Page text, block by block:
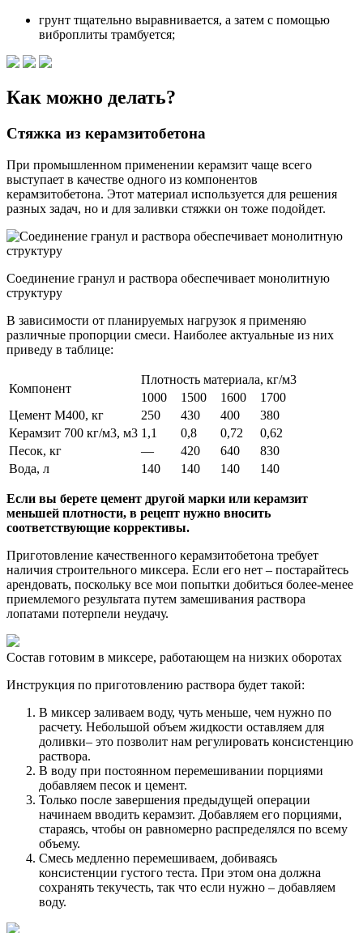
грунт тщательно выравнивается, а затем с помощью
виброплиты трамбуется;
Как можно делать?
Стяжка из керамзитобетона
При промышленном применении керамзит чаще всего
выступает в качестве одного из компонентов
керамзитобетона. Этот материал используется для решения
разных задач, но и для заливки стяжки он тоже подойдет.
Соединение гранул и раствора обеспечивает монолитную
структуру
В зависимости от планируемых нагрузок я применяю
различные пропорции смеси. Наиболее актуальные из них
приведу в таблице:
Компонент
Плотность материала, кг/м3
1000
1500 1600
1700
Цемент М400, кг
250 430 400
380
Керамзит 700 кг/м3, м3 1,1 0,8 0,72
0,62
Песок, кг
— 420 640
830
Вода, л
140 140 140 140
Если вы берете цемент другой марки или керамзит
меньшей плотности, в рецепт нужно вносить
соответствующие коррективы.
Приготовление качественного керамзитобетона требует
наличия строительного миксера. Если его нет – постарайтесь
арендовать, поскольку все мои попытки добиться более-менее
приемлемого результата путем замешивания раствора
лопатами потерпели неудачу.
Состав готовим в миксере, работающем на низких оборотах
Инструкция по приготовлению раствора будет такой:
В миксер заливаем воду, чуть меньше, чем нужно по
расчету. Небольшой объем жидкости оставляем для
доливки– это позволит нам регулировать консистенцию
раствора.
В воду при постоянном перемешивании порциями
добавляем песок и цемент.
Только после завершения предыдущей операции
начинаем вводить керамзит. Добавляем его порциями,
стараясь, чтобы он равномерно распределялся по всему
объему.
Смесь медленно перемешиваем, добиваясь
консистенции густого теста. При этом она должна
сохранять текучесть, так что если нужно – добавляем
воду.